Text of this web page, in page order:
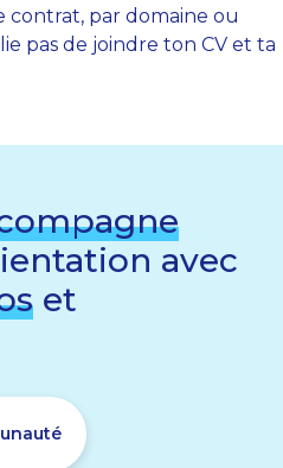
par domaine ou
pas de joindre ton CV et ta
avec
et